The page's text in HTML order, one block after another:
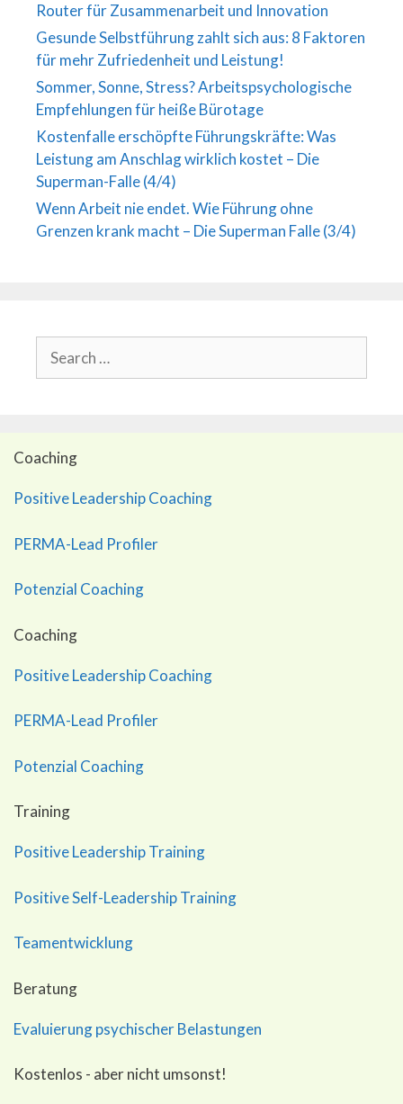
Router für Zusammenarbeit und Innovation
Gesunde Selbstführung zahlt sich aus: 8 Faktoren
für mehr Zufriedenheit und Leistung!
Sommer, Sonne, Stress? Arbeitspsychologische
Empfehlungen für heiße Bürotage
Kostenfalle erschöpfte Führungskräfte: Was
Leistung am Anschlag wirklich kostet – Die
Superman-Falle (4/4)
Wenn Arbeit nie endet. Wie Führung ohne
Grenzen krank macht – Die Superman Falle (3/4)
for:
Coaching
Positive Leadership Coaching
PERMA-Lead Profiler
Potenzial Coaching
Coaching
Positive Leadership Coaching
PERMA-Lead Profiler
Potenzial Coaching
Training
Positive Leadership Training
Positive Self-Leadership Training
Teamentwicklung
Beratung
Evaluierung psychischer Belastungen
Kostenlos - aber nicht umsonst!